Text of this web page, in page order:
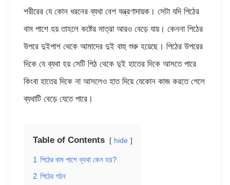
শরীরের যে কোন ধরনের ব্যথা বেশ যন্ত্রণাদায়ক। সেটা যদি পিঠের
বাম পাশে হয় তাহলে কষ্টের মাত্রা আরও বেড়ে যায়। কেননা পিঠের
উপরে দুইপাশ থেকে আমাদের দুই বাহু শুরু হয়েছে। পিঠের উপরের
দিকে যে ব্যথা হয় সেটি পিঠ থেকে দুই হাতের দিকে আসতে পারে
কিংবা হাতের দিকে না আসলেও হাত দিয়ে যেকোন কাজ করতে গেলে
ব্যথাটি বেড়ে যেতে পারে।
Table of Contents hide
1 পিঠের বাম পাশে ব্যথা কেন হয়?
2 পিঠের গঠন